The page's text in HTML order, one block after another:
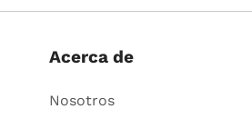
Acerca de
Nosotros